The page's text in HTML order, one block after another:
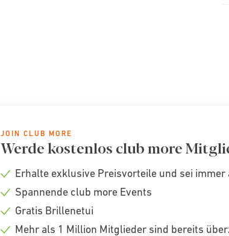
JOIN CLUB MORE
Werde kostenlos club more
Check
Erhalte exklusive Preisvorteile und sei
Check
Spannende club more Events
Check
Gratis Brillenetui
Mehr als 1 Million Mitglieder sind bereits